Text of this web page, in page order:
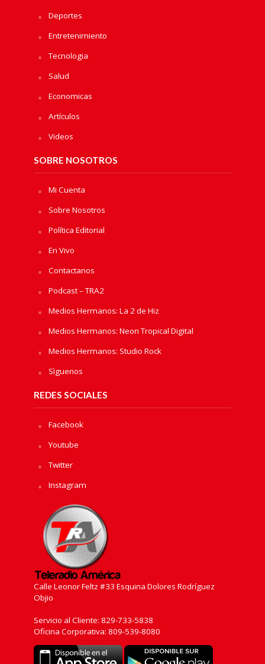
Deportes
Entretenimiento
Tecnologia
Salud
Economicas
Artículos
Videos
SOBRE NOSOTROS
Mi Cuenta
Sobre Nosotros
Política Editorial
En Vivo
Contactanos
Podcast – TRA2
Medios Hermanos: La 2 de Hiz
Medios Hermanos: Neon Tropical Digital
Medios Hermanos: Studio Rock
Sìguenos
REDES SOCIALES
Facebook
Youtube
Twitter
Instagram
Calle Leonor Feltz #33 Esquina Dolores Rodríguez
Objio
Servicio al Cliente: 829-733-5838
Oficina Corporativa: 809-539-8080